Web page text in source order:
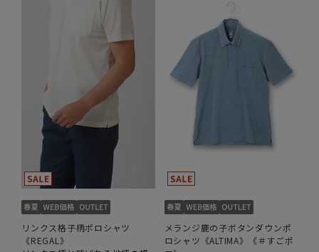
リンクス格子柄ポロシャツ
《REGAL》
メランジ鹿の子ボタンダウンポ
ロシャツ《ALTIMA》《＃すごポ